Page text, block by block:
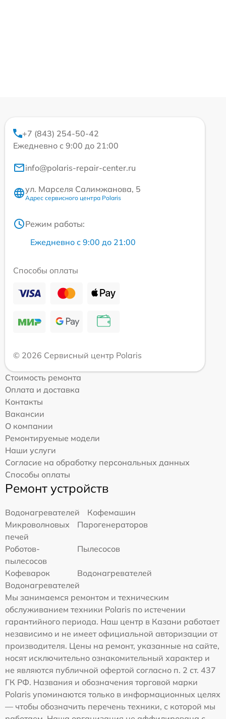
+7 (843) 254-50-42
Ежедневно с 9:00 до 21:00
info@polaris-repair-center.ru
ул. Марселя Салимжанова, 5
Адрес сервисного центра Polaris
Режим работы:
Ежедневно с 9:00 до 21:00
Способы оплаты
© 2026 Сервисный центр Polaris
Стоимость ремонта
Оплата и доставка
Контакты
Вакансии
О компании
Ремонтируемые модели
Наши услуги
Согласие на обработку персональных данных
Способы оплаты
Ремонт устройств
Водонагревателей
Кофемашин
Микроволновых
печей
Парогенераторов
Роботов-
пылесосов
Пылесосов
Кофеварок
Водонагревателей
Водонагревателей
Мы занимаемся ремонтом и техническим
обслуживанием техники Polaris по истечении
гарантийного периода. Наш центр в Казани работает
независимо и не имеет официальной авторизации от
производителя. Цены на ремонт, указанные на сайте,
носят исключительно ознакомительный характер и
не являются публичной офертой согласно п. 2 ст. 437
ГК РФ. Названия и обозначения торговой марки
Polaris упоминаются только в информационных целях
— чтобы обозначить перечень техники, с которой мы